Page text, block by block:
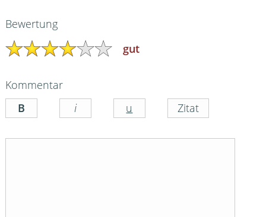
Bewertung
gut
Kommentar